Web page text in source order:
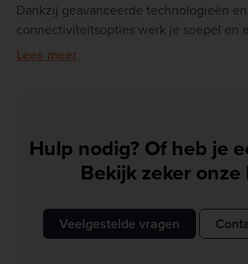
Dankzij geavanceerde technologieën
connectiviteitsopties werk je soepel en
het robuuste chassis zorgt voor
Kies voor de Dell Latitude 5520 en
balans tussen kracht, functionaliteit en
Lees meer
Hulp nodig? Of heb je
Bekijk zeker onze
Veelgestelde vragen